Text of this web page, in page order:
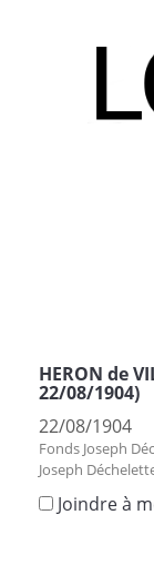
HERON de
22/08/1904)
22/08/1904
Fonds Joseph
Joseph
Joindre à